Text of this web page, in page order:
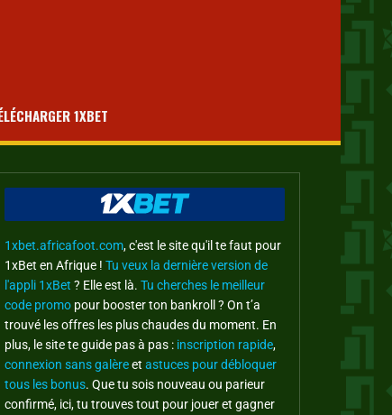
le football au
1XBET
1xbet.africafoot.com, c'est le site qu'il te faut pour
1xBet en Afrique ! Tu veux la dernière version de
l'appli 1xBet ? Elle est là. Tu cherches le meilleur
code promo pour booster ton bankroll ? On t’a
trouvé les offres les plus chaudes du moment. En
plus, le site te guide pas à pas : inscription rapide,
connexion sans galèreet astuces pour débloquer
tous les bonus. Que tu sois nouveau ou parieur
confirmé, ici, tu trouves tout pour jouer et gagner